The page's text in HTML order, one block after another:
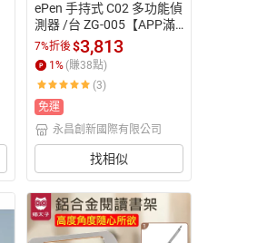
ePen 手持式 C02 多功能偵
測器 /台 ZG-005【APP滿
額下單10%點數(單一帳號
最高1500點)】8/31止
7%折後$3,813
1% (賺38點)
(3)
免運
永昌創新國際有限公司
找相似